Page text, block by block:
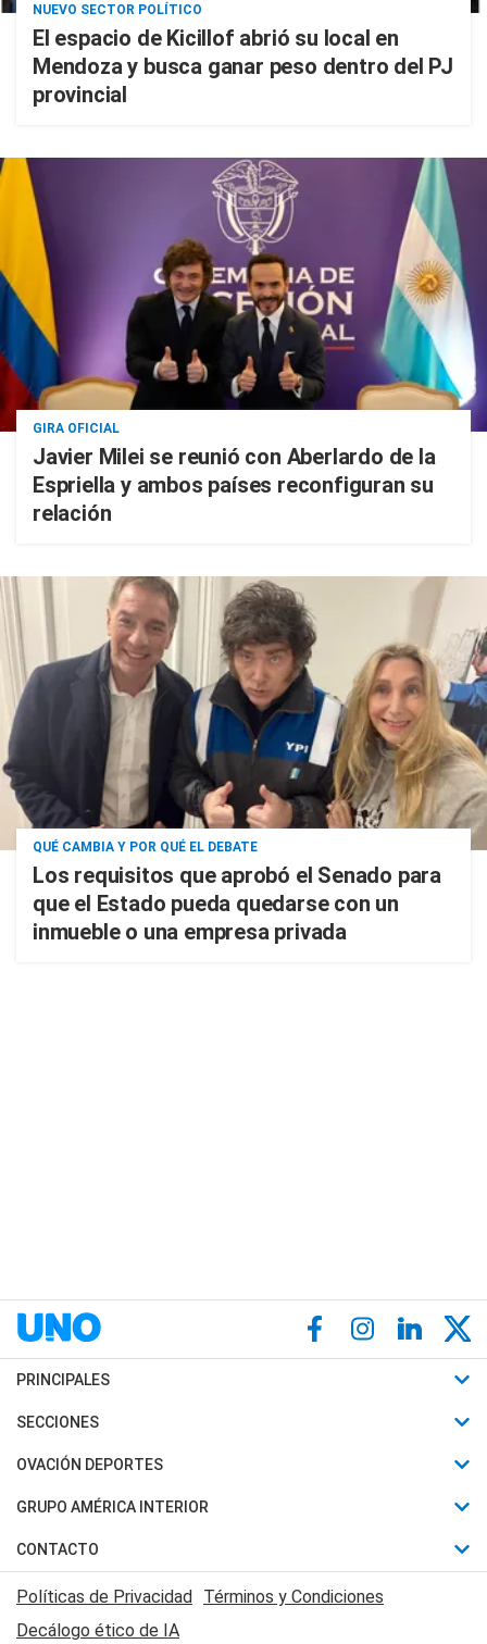
NUEVO SECTOR POLÍTICO
El espacio de Kicillof abrió su local en
Mendoza y busca ganar peso dentro del PJ
provincial
GIRA OFICIAL
Javier Milei se reunió con Aberlardo de la
Espriella y ambos países reconfiguran su
relación
QUÉ CAMBIA Y POR QUÉ EL DEBATE
Los requisitos que aprobó el Senado para
que el Estado pueda quedarse con un
inmueble o una empresa privada
PRINCIPALES
Últimas Noticias
Política
Judiciales
Economia
SECCIONES
Horóscopo
Motores
Trucos caseros
Series y Películas
Edictos y Solicitadas
OVACIÓN DEPORTES
Fútbol
Mundial
Automovilismo
Rugby
GRUPO AMÉRICA INTERIOR
Canal 7 en Vivo
CONTACTO
Acerca de Nosotros
Contactanos
Políticas de Privacidad Términos y Condiciones
Decálogo ético de IA